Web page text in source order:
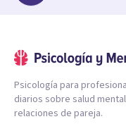
Psicología para
diarios sobre salud
relaciones de pareja.